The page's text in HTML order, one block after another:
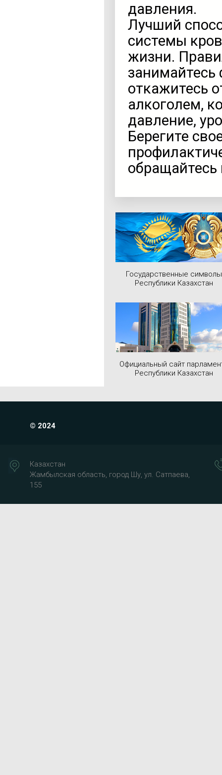
давления.
Лучший
системы
жизни.
занимайтесь
откажитесь
алкоголем,
давление,
Берегите
обращайтесь
Государственные символы
Республики Казахстан
Официальный сайт
Республики Казахстан
© 2024
Казахстан
Жамбылская область, город Шу, ул. Сатпаева,
155